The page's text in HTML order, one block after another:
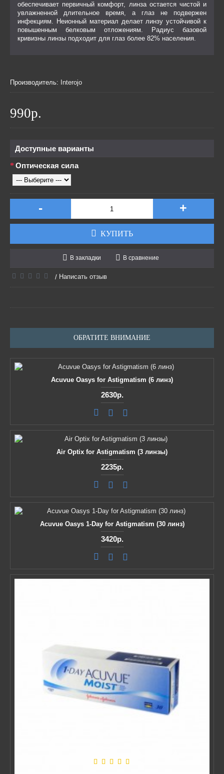
обеспечивает первичный комфорт, линза остается чистой и
увлажненной длительное время, а глаз не подвержен
инфекциям. Неионный материал делает линзу устойчивой к
повышенным белковым отложениям. Радиус базовой
кривизны линзы подходит для глаз более 82% населения.
Производитель: Interojo
990р.
Доступные варианты
Оптическая сила
- +
КУПИТЬ
В закладки В сравнение
/ Написать отзыв
ОБРАТИТЕ ВНИМАНИЕ
Acuvue Oasys for Astigmatism (6 линз)
2630р.
Air Optix for Astigmatism (3 линзы)
2235р.
Acuvue Oasys 1-Day for Astigmatism (30 линз)
3420р.